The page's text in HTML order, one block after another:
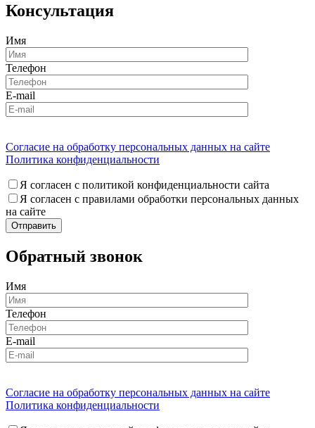
Консультация
Имя
Телефон
E-mail
Согласие на обработку персональных данных на сайте
Политика конфиденциальности
Я согласен с политикой конфиденциальности сайта
Я согласен с правилами обработки персональных данных
на сайте
Обратный звонок
Имя
Телефон
E-mail
Согласие на обработку персональных данных на сайте
Политика конфиденциальности